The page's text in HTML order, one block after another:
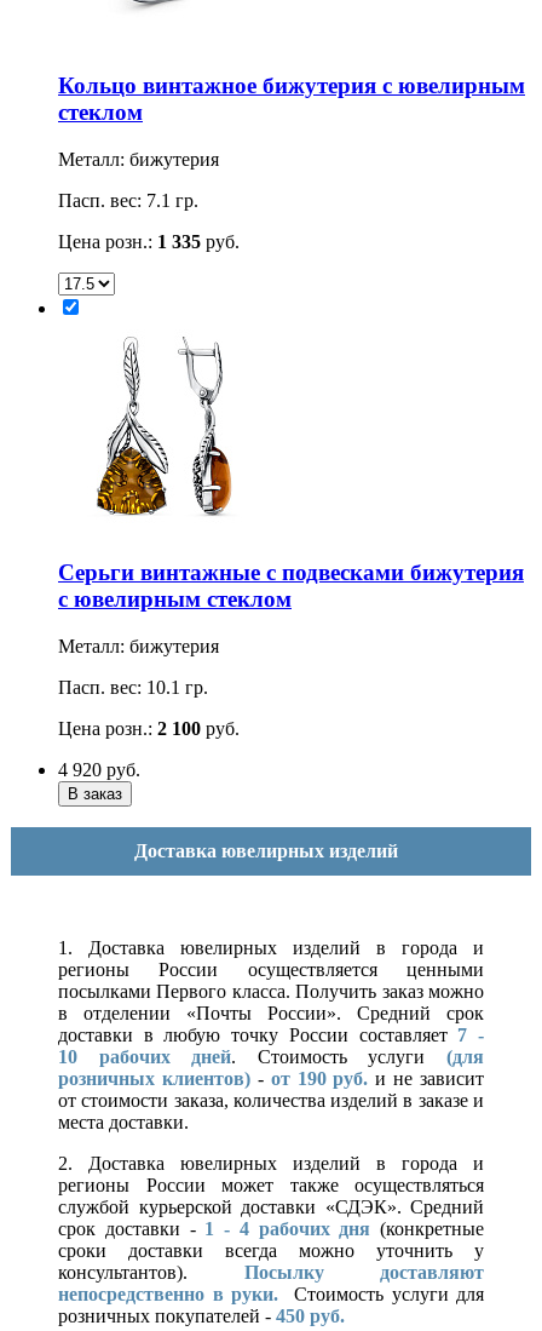
Кольцо винтажное бижутерия с ювелирным
стеклом
Металл: бижутерия
Пасп. вес: 7.1 гр.
Цена розн.: 1 335 руб.
Серьги винтажные с подвесками бижутерия
с ювелирным стеклом
Металл: бижутерия
Пасп. вес: 10.1 гр.
Цена розн.: 2 100 руб.
4 920 руб.
Доставка ювелирных изделий
1. Доставка ювелирных изделий в города и
регионы России осуществляется ценными
посылками Первого класса. Получить заказ можно
в отделении «Почты России». Средний срок
доставки в любую точку России составляет 7 -
10 рабочих дней. Стоимость услуги(для
розничных клиентов)- от 190 руб. и не зависит
от стоимости заказа, количества изделий в заказе и
места доставки.
2. Доставка ювелирных изделий в города и
регионы России может также осуществляться
службой курьерской доставки «СДЭК». Средний
срок доставки - 1 - 4 рабочих дня (конкретные
сроки доставки всегда можно уточнить у
консультантов). Посылку доставляют
непосредственно в руки.
Стоимость услуги для
розничных покупателей - 450 руб.